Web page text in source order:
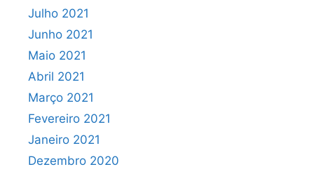
Julho 2021
Junho 2021
Maio 2021
Abril 2021
Março 2021
Fevereiro 2021
Janeiro 2021
Dezembro 2020